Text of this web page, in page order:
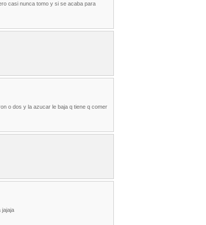
casi nunca tomo y si se acaba para
o dos y la azucar le baja q tiene q comer
jajaja